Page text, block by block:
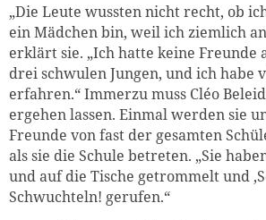
„Die Leute wussten nicht recht, ob
ein Mädchen bin, weil ich ziemlich
erklärt sie. „Ich hatte keine Freunde
drei schwulen Jungen, und ich habe
erfahren.“ Immerzu muss Cléo
ergehen lassen. Einmal werden sie
Freunde von fast der gesamten
als sie die Schule betreten. „Sie
und auf die Tische getrommelt und
Schwuchteln! gerufen.“